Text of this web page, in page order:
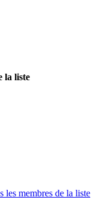
la liste
les membres de la liste